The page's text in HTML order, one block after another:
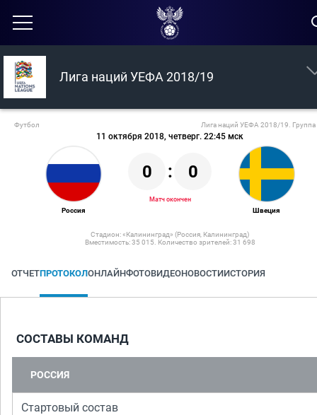
Лига наций УЕФА 2018/19
Футбол
11 октября 2018, четверг. 22:45 мск
Лига наций УЕФА 2018/19. Группа
Россия
0 : 0
Матч окончен
Швеция
Стадион: «Калининград» (Россия, Калининград)
Вместимость: 35 015. Количество зрителей: 31 698
ОТЧЕТПРОТОКОЛОНЛАЙНФОТОВИДЕОНОВОСТИИСТОРИЯ
СОСТАВЫ КОМАНД
РОССИЯ
Стартовый состав